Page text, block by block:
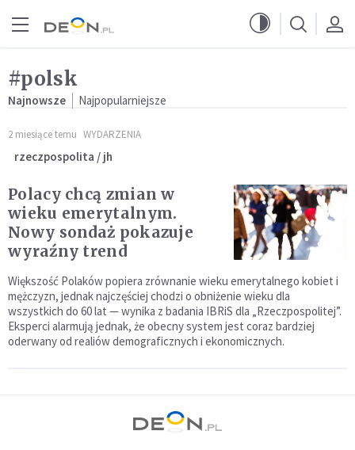
#polsk
Najnowsze Najpopularniejsze
2 miesiące temu WYDARZENIA
rzeczpospolita / jh
Polacy chcą zmian w
wieku emerytalnym.
Nowy sondaż pokazuje
wyraźny trend
Większość Polaków popiera zrównanie wieku emerytalnego kobiet i
mężczyzn, jednak najczęściej chodzi o obniżenie wieku dla
wszystkich do 60 lat — wynika z badania IBRiS dla „Rzeczpospolitej”.
Eksperci alarmują jednak, że obecny system jest coraz bardziej
oderwany od realiów demograficznych i ekonomicznych.